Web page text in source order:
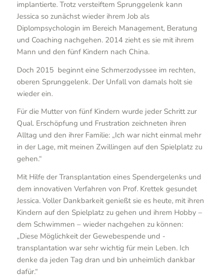
implantierte. Trotz versteiftem Sprunggelenk kann
Jessica so zunächst wieder ihrem Job als
Diplompsychologin im Bereich Management, Beratung
und Coaching nachgehen. 2014 zieht es sie mit ihrem
Mann und den fünf Kindern nach China.
Doch 2015 beginnt eine Schmerzodyssee im rechten,
oberen Sprunggelenk. Der Unfall von damals holt sie
wieder ein.
Für die Mutter von fünf Kindern wurde jeder Schritt zur
Qual. Erschöpfung und Frustration zeichneten ihren
Alltag und den ihrer Familie: „Ich war nicht einmal mehr
in der Lage, mit meinen Zwillingen auf den Spielplatz zu
gehen.“
Mit Hilfe der Transplantation eines Spendergelenks und
dem innovativen Verfahren von Prof. Krettek gesundet
Jessica. Voller Dankbarkeit genießt sie es heute, mit ihren
Kindern auf den Spielplatz zu gehen und ihrem Hobby –
dem Schwimmen – wieder nachgehen zu können:
„Diese Möglichkeit der Gewebespende und -
transplantation war sehr wichtig für mein Leben. Ich
denke da jeden Tag dran und bin unheimlich dankbar
dafür.“